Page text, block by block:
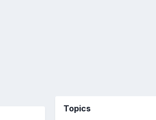
Topics